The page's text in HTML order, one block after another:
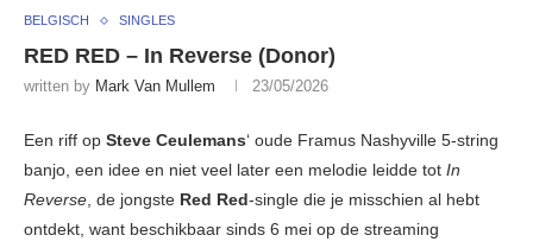
BELGISCH SINGLES
RED RED – In Reverse (Donor)
written by Mark Van Mullem 23/05/2026
Een riff op Steve Ceulemans‘ oude Framus Nashyville 5-string
banjo, een idee en niet veel later een melodie leidde tot In
Reverse, de jongste Red Red-single die je misschien al hebt
ontdekt, want beschikbaar sinds 6 mei op de streaming